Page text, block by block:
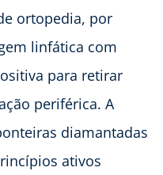
ortopedia, por
linfática com
para retirar
periférica. A
diamantadas
ativos